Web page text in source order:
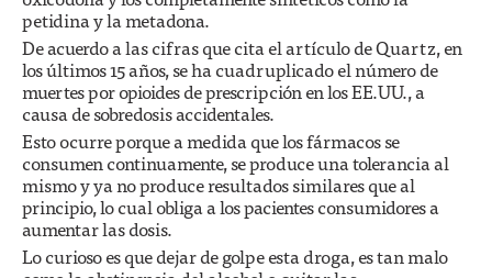
petidina y la metadona.
De acuerdo a las cifras que cita el artículo de Quartz, en
los últimos 15 años, se ha cuadruplicado el número de
muertes por opioides de prescripción en los EE.UU., a
causa de sobredosis accidentales.
Esto ocurre porque a medida que los fármacos se
consumen continuamente, se produce una tolerancia al
mismo y ya no produce resultados similares que al
principio, lo cual obliga a los pacientes consumidores a
aumentar las dosis.
Lo curioso es que dejar de golpe esta droga, es tan malo